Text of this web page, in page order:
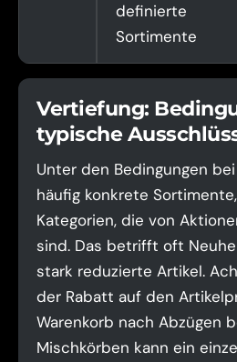
definierte
Sortimente
Vertiefung:
typische
Unter den Bedingungen bei
häufig konkrete
Kategorien, die von
sind. Das betrifft oft
stark reduzierte Artikel.
der Rabatt auf den
Warenkorb nach Abzügen
Mischkörben kann ein